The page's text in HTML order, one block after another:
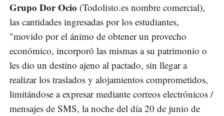
Grupo Dor Ocio (Todolisto.es nombre comercial),
las cantidades ingresadas por los estudiantes,
"movido por el ánimo de obtener un provecho
económico, incorporó las mismas a su patrimonio o
les dio un destino ajeno al pactado, sin llegar a
realizar los traslados y alojamientos comprometidos,
limitándose a expresar mediante correos electrónicos /
mensajes de SMS, la noche del día 20 de junio de